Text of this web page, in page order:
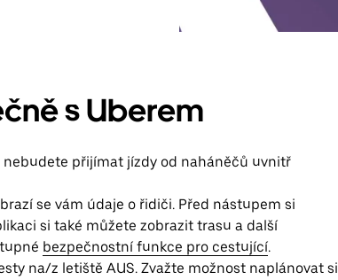
s Uberem
přijímat jízdy od naháněčů uvnitř
se vám údaje o řidiči. Před nástupem si
si také můžete zobrazit trasu a další
bezpečnostní funkce pro cestující.
na/z letiště AUS. Zvažte možnost naplánovat si